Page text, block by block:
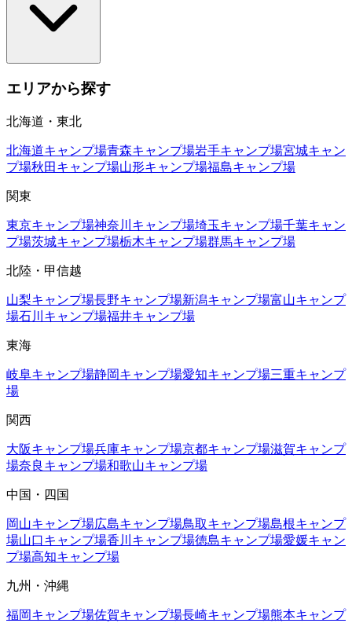
エリアから探す
北海道・東北
北海道キャンプ場青森キャンプ場岩手キャンプ場宮城キャン
プ場秋田 キャンプ場山形キャンプ場福島キャンプ場
関東
東京キャンプ場神奈川 キャンプ場埼玉キャンプ場千葉キャン
プ場茨城キャンプ場栃木キャンプ場群馬キャンプ場
北陸・甲信越
山梨キャンプ場長野キャンプ場新潟キャンプ場富山キャンプ
場石川 キャンプ場福井キャンプ場
東海
岐阜キャンプ場静岡キャンプ場愛知キャンプ場三重キャンプ
場
関西
大阪キャンプ場兵庫キャンプ場京都キャンプ場滋賀キャンプ
場奈良 キャンプ場和歌山キャンプ場
中国・四国
岡山キャンプ場広島キャンプ場鳥取キャンプ場島根キャンプ
場山口キャンプ場香川 キャンプ場徳島キャンプ場愛媛キャン
プ場高知キャンプ場
九州・沖縄
福岡キャンプ場佐賀キャンプ場長崎キャンプ場熊本キャンプ